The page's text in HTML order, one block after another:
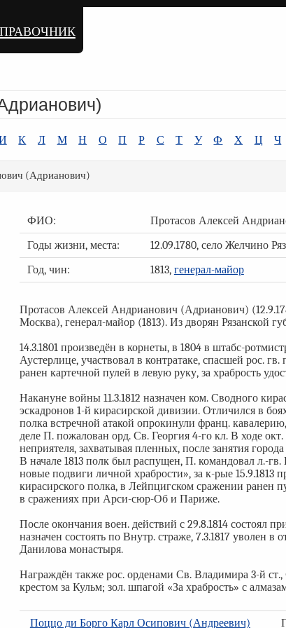
К Л М Н О П Р С Т У Ф Х Ц Ч
(Адрианович)
ФИО:
Протасов Алексей
Годы жизни, места:
12.09.1780, село Желчино
Год, чин:
1813, генерал-майор
Протасов Алексей Андрианович (Адрианович)
Москва), генерал-майор (1813). Из дворян Рязанской
14.3.1801 произведён в корнеты, в 1804 в штабс-
Аустерлице, участвовал в контратаке, спасшей рос.
ранен картечной пулей в левую руку, за храбрость
Накануне войны 11.3.1812 назначен ком. Сводного
эскадронов 1-й кирасирской дивизии. Отличился в
полка встречной атакой опрокинули франц.
деле П. пожалован орд. Св. Георгия 4-го кл. В ходе
неприятеля, захватывая пленных, после занятия
В начале 1813 полк был распущен, П. командовал л.-
новые подвиги личной храбрости», за к-рые 15.9.1813
кирасирского полка, в Лейпцигском сражении ранен
в сражениях при Арси-сюр-Об и Париже.
После окончания воен. действий с 29.8.1814 состоял
назначен состоять по Внутр. страже, 7.3.1817 уволен
Данилова монастыря.
Награждён также рос. орденами Св. Владимира 3-й
крестом за Кульм; зол. шпагой «За храбрость» с
Поццо ди Борго Карл Осипович (Андреевич)